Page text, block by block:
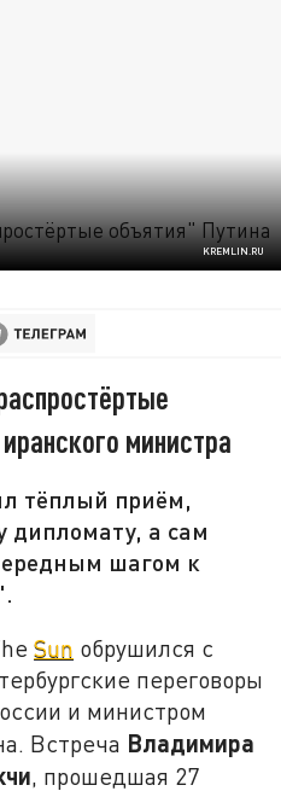
KREMLIN.RU
министра
тёплый приём,
дипломату, а сам
шагом к
Sun обрушился с
переговоры
и министром
Встреча Владимира
, прошедшая 27